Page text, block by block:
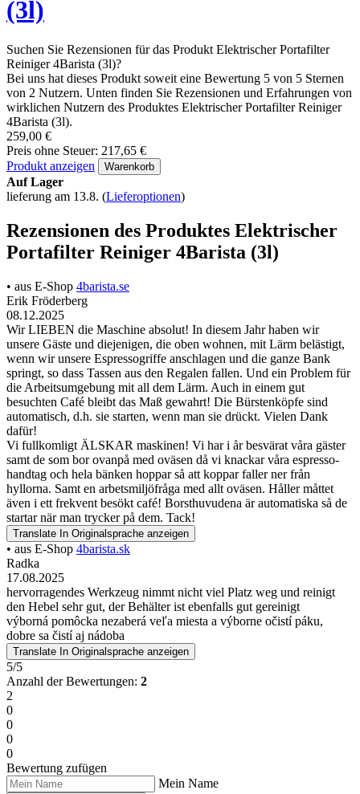
(3l)
Suchen Sie Rezensionen für das Produkt Elektrischer Portafilter
Reiniger 4Barista (3l)?
Bei uns hat dieses Produkt soweit eine Bewertung 5 von 5 Sternen
von 2 Nutzern. Unten finden Sie Rezensionen und Erfahrungen von
wirklichen Nutzern des Produktes Elektrischer Portafilter Reiniger
4Barista (3l).
259,00 €
Preis ohne Steuer: 217,65 €
Produkt anzeigen
Warenkorb
Auf Lager
lieferung am 13.8. (Lieferoptionen)
Rezensionen des Produktes Elektrischer
Portafilter Reiniger 4Barista (3l)
• aus E-Shop 4barista.se
Erik Fröderberg
08.12.2025
Wir LIEBEN die Maschine absolut! In diesem Jahr haben wir
unsere Gäste und diejenigen, die oben wohnen, mit Lärm belästigt,
wenn wir unsere Espressogriffe anschlagen und die ganze Bank
springt, so dass Tassen aus den Regalen fallen. Und ein Problem für
die Arbeitsumgebung mit all dem Lärm. Auch in einem gut
besuchten Café bleibt das Maß gewahrt! Die Bürstenköpfe sind
automatisch, d.h. sie starten, wenn man sie drückt. Vielen Dank
dafür!
Vi fullkomligt ÄLSKAR maskinen! Vi har i år besvärat våra gäster
samt de som bor ovanpå med oväsen då vi knackar våra espresso-
handtag och hela bänken hoppar så att koppar faller ner från
hyllorna. Samt en arbetsmiljöfråga med allt oväsen. Håller måttet
även i ett frekvent besökt café! Borsthuvudena är automatiska så de
startar när man trycker på dem. Tack!
Translate In Originalsprache anzeigen
• aus E-Shop 4barista.sk
Radka
17.08.2025
hervorragendes Werkzeug nimmt nicht viel Platz weg und reinigt
den Hebel sehr gut, der Behälter ist ebenfalls gut gereinigt
výborná pomôcka nezaberá veľa miesta a výborne očistí páku,
dobre sa čistí aj nádoba
Translate In Originalsprache anzeigen
5/5
Anzahl der Bewertungen: 2
2
0
0
0
0
Bewertung zufügen
Mein Name